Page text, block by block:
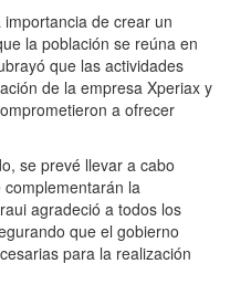
de crear un
la población se reúna en
que las actividades
de la empresa Xperiax y
a ofrecer
se prevé llevar a cabo
la
agradeció a todos los
que el gobierno
para la realización